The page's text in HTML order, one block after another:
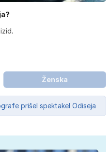
Ženska
prišel spektakel Odiseja